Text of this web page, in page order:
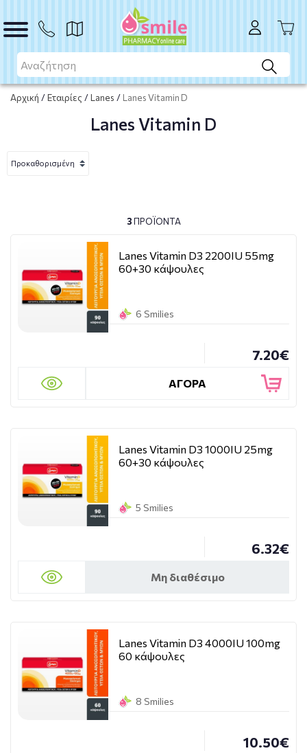
Αρχική /Εταιρίες /Lanes / Lanes Vitamin D
Lanes Vitamin D
3ΠΡΟΪΌΝΤΑ
Lanes Vitamin D3 2200IU 55mg
60+30 κάψουλες
6 Smilies
7.20€
ΑΓΟΡΑ
Lanes Vitamin D3 1000IU 25mg
60+30 κάψουλες
5 Smilies
6.32€
Μη διαθέσιμο
Lanes Vitamin D3 4000IU 100mg
60 κάψουλες
8 Smilies
10.50€